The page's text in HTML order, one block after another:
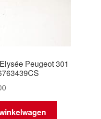
Peugeot 301